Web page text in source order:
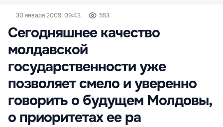
30 января 2009, 09:43 553
Сегодняшнее качество
молдавской
государственности уже
позволяет смело и уверенно
говорить о будущем Молдовы,
о приоритетах ее ра